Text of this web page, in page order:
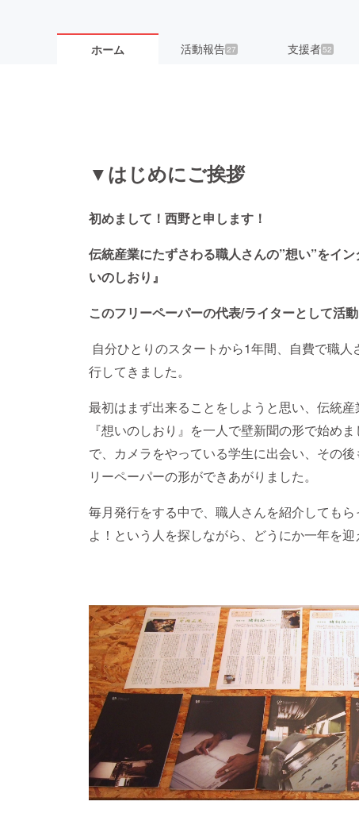
ホーム 活動報告 27 支援者52
▼はじめにご挨拶
初めまして！西野と申します！
伝統産業にたずさわる職人さんの”想い”をイ
いのしおり』
このフリーペーパーの代表/ライターとして活動
自分ひとりのスタートから1年間、自費で職
行してきました。
最初はまず出来ることをしようと思い、伝統
『想いのしおり』を一人で壁新聞の形で始め
で、カメラをやっている学生に出会い、その
リーペーパーの形ができあがりました。
毎月発行をする中で、職人さんを紹介しても
よ！という人を探しながら、どうにか一年を迎